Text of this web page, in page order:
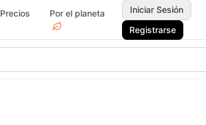
Precios Por el planeta
Iniciar Sesión
Registrarse